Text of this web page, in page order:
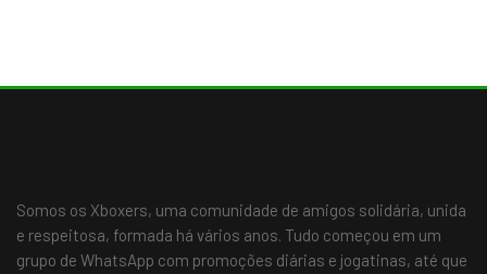
Somos os Xboxers, uma comunidade de amigos solidária, unida
e respeitosa, formada há vários anos. Tudo começou em um
grupo de WhatsApp com promoções diárias e jogatinas, até que